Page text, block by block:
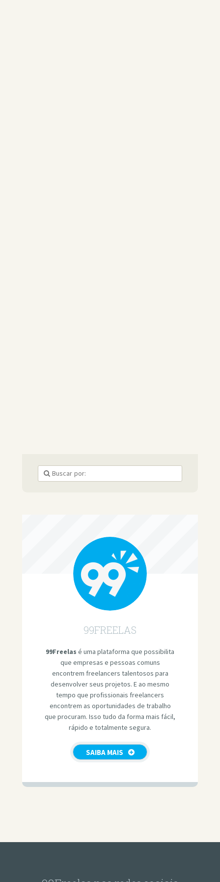
99FREELAS
99Freelas é uma plataforma que possibilita
que empresas e pessoas comuns
encontrem freelancers talentosos para
desenvolver seus projetos. E ao mesmo
tempo que profissionais freelancers
encontrem as oportunidades de trabalho
que procuram. Isso tudo da forma mais fácil,
rápido e totalmente segura.
SAIBA MAIS